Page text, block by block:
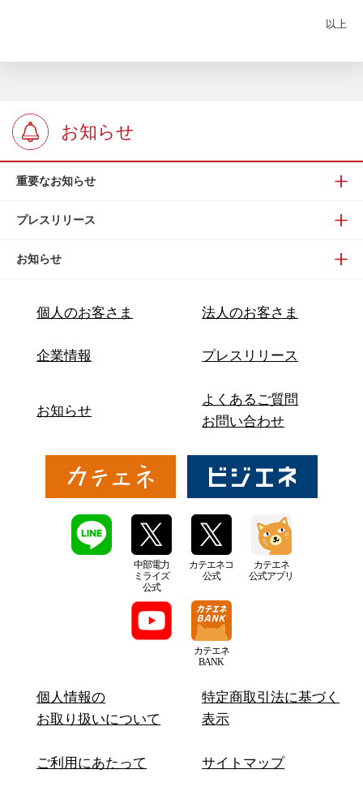
以上
お知らせ
重要なお知らせ
プレスリリース
お知らせ
個人のお客さま 法人のお客さま
企業情報 プレスリリース
お知らせ
よくあるご質問
お問い合わせ
中部電力
ミライズ
公式
カテエネコ
公式
カテエネ
公式アプリ
カテエネ
BANK
個人情報の
お取り扱いについて
特定商取引法に基づく
表示
ご利用にあたって サイトマップ